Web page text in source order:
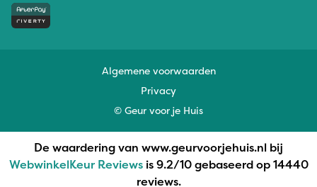
Algemene voorwaarden
Privacy
© Geur voor je Huis
De waardering van www.geurvoorjehuis.nl bij
WebwinkelKeur Reviewsis 9.2/10 gebaseerd op 14440
reviews.